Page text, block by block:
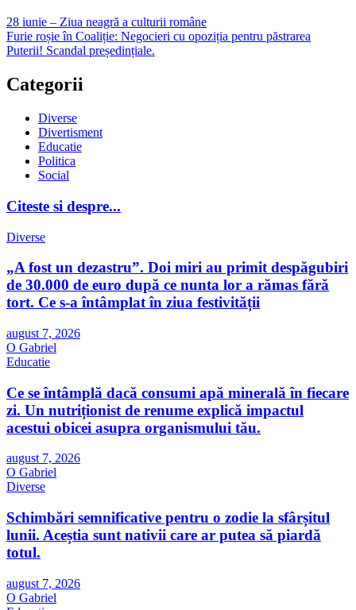
28 iunie – Ziua neagră a culturii române
Furie roșie în Coaliție: Negocieri cu opoziția pentru păstrarea
Puterii! Scandal președințiale.
Categorii
Diverse
Divertisment
Educatie
Politica
Social
Citeste si despre...
Diverse
„A fost un dezastru”. Doi miri au primit despăgubiri
de 30.000 de euro după ce nunta lor a rămas fără
tort. Ce s-a întâmplat în ziua festivității
august 7, 2026
O Gabriel
Educatie
Ce se întâmplă dacă consumi apă minerală în fiecare
zi. Un nutriționist de renume explică impactul
acestui obicei asupra organismului tău.
august 7, 2026
O Gabriel
Diverse
Schimbări semnificative pentru o zodie la sfârșitul
lunii. Aceștia sunt nativii care ar putea să piardă
totul.
august 7, 2026
O Gabriel